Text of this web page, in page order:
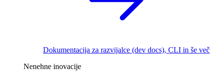
Dokumentacija za razvijalce (dev docs), CLI in še več
Nenehne inovacije